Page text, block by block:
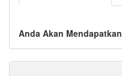
Anda Akan Mendapatkan